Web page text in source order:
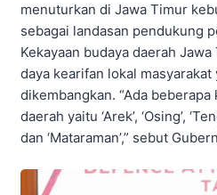
menuturkan di Jawa Timur
sebagai landasan pendukung
Kekayaan budaya daerah
daya kearifan lokal
dikembangkan. “Ada
daerah yaitu ‘Arek’, ‘Osing’,
dan ‘Mataraman’,” sebut